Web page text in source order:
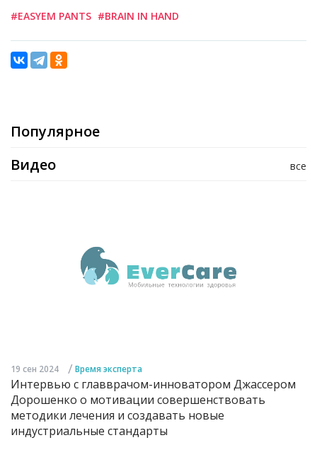
#EASYEM PANTS #BRAIN IN HAND
Популярное
все
Видео
19 сен 2024 / Время эксперта
Интервью с главврачом-инноватором Джассером
Дорошенко о мотивации совершенствовать
методики лечения и создавать новые
индустриальные стандарты